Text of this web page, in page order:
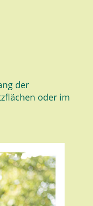
der
oder im